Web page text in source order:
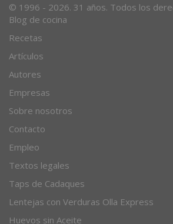
© 1996 - 2026. 31 años. Todos los
Blog de cocina
Recetas
Artículos
Autores
Empresas
Sobre nosotros
Contacto
Empleo
Textos legales
Taps de Cadaques
Lentejas con Verduras Olla Express
Huevos sin Aceite